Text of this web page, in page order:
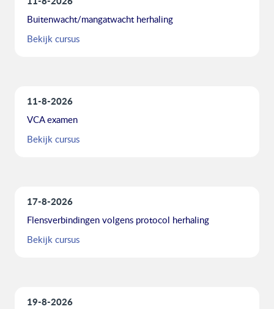
Buitenwacht/mangatwacht herhaling
Bekijk cursus
11-8-2026
VCA examen
Bekijk cursus
17-8-2026
Flensverbindingen volgens protocol herhaling
Bekijk cursus
19-8-2026